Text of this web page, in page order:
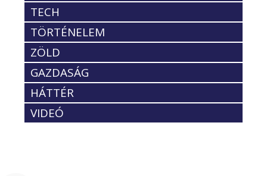
TECH
TÖRTÉNELEM
ZÖLD
GAZDASÁG
HÁTTÉR
VIDEÓ